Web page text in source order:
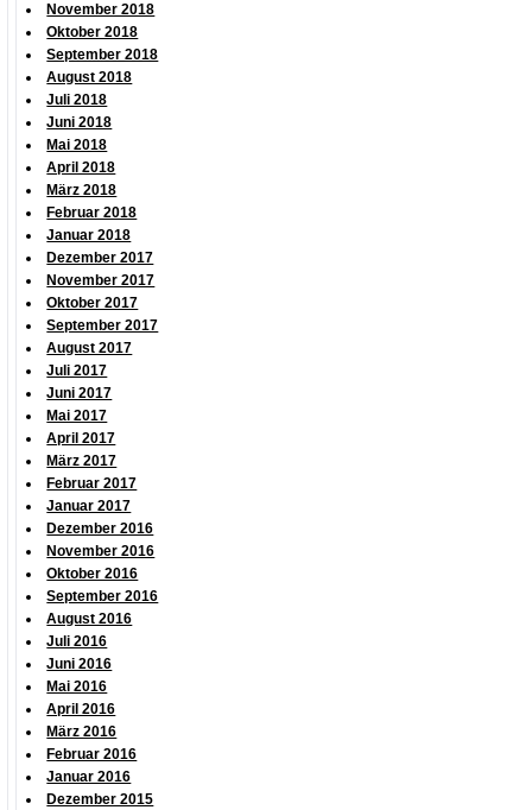
November 2018
Oktober 2018
September 2018
August 2018
Juli 2018
Juni 2018
Mai 2018
April 2018
März 2018
Februar 2018
Januar 2018
Dezember 2017
November 2017
Oktober 2017
September 2017
August 2017
Juli 2017
Juni 2017
Mai 2017
April 2017
März 2017
Februar 2017
Januar 2017
Dezember 2016
November 2016
Oktober 2016
September 2016
August 2016
Juli 2016
Juni 2016
Mai 2016
April 2016
März 2016
Februar 2016
Januar 2016
Dezember 2015